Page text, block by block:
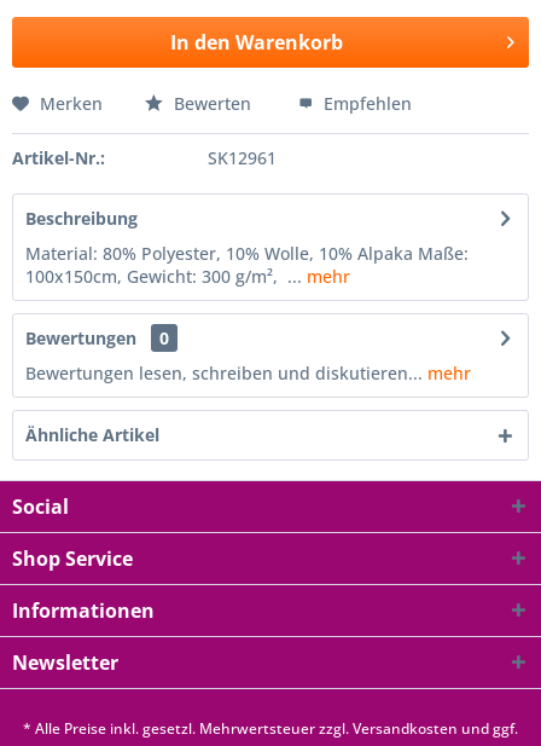
In den Warenkorb
Merken Bewerten Empfehlen
Artikel-Nr.: SK12961
Beschreibung
Material: 80% Polyester, 10% Wolle, 10% Alpaka Maße:
100x150cm, Gewicht: 300 g/m², ... mehr
Bewertungen
0
Bewertungen lesen, schreiben und diskutieren... mehr
Ähnliche Artikel
Social
Shop Service
Informationen
Newsletter
* Alle Preise inkl. gesetzl. Mehrwertsteuer zzgl.Versandkosten und ggf.